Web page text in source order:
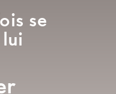
se
lui